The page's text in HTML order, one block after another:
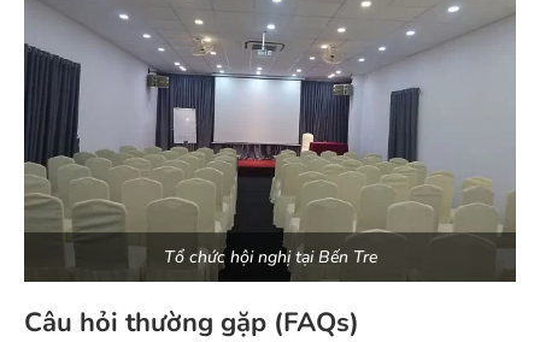
Tổ chức hội nghị tại Bến Tre
Câu hỏi thường gặp (FAQs)